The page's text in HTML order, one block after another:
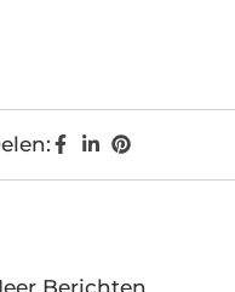
Berichten